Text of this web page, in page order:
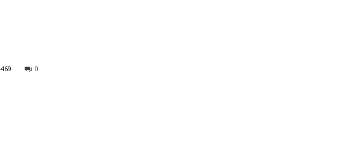
0
469